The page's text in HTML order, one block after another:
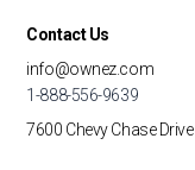
Contact Us
info@ownez.com
1-888-556-9639
7600 Chevy Chase Drive